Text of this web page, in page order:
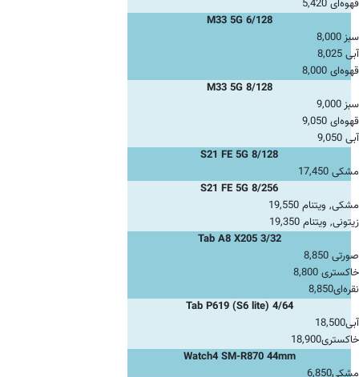
قهوه‌ای 5,420
M33 5G 6/128
سبز 8,000
آبی 8,025
قهوه‌ای 8,000
M33 5G 8/128
سبز 9,000
قهوه‌ای 9,050
آبی 9,050
S21 FE 5G 8/128
مشکی 17,450
S21 FE 5G 8/256
مشکی, ویتنام 19,550
زیتونی, ویتنام 19,350
Tab A8 X205 3/32
صورتی 8,850
خاکستری 8,800
نقره‌ای8,850
Tab P619 (S6 lite) 4/64
آبی18,500
خاکستری18,900
Watch4 SM-R870 44mm
مشکی6,850